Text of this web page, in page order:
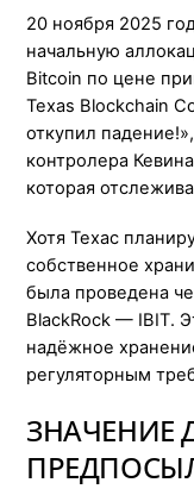
20 ноября 2025
начальную
Bitcoin по цене
Texas Blockchain
откупил
контролера
которая
Хотя Техас
собственное
была проведена
BlackRock — IBIT.
надёжное
регуляторным
ЗНАЧЕНИЕ